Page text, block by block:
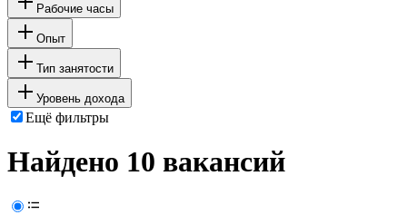
Рабочие часы
Опыт
Тип занятости
Уровень дохода
Ещё фильтры
Найдено 10 вакансий